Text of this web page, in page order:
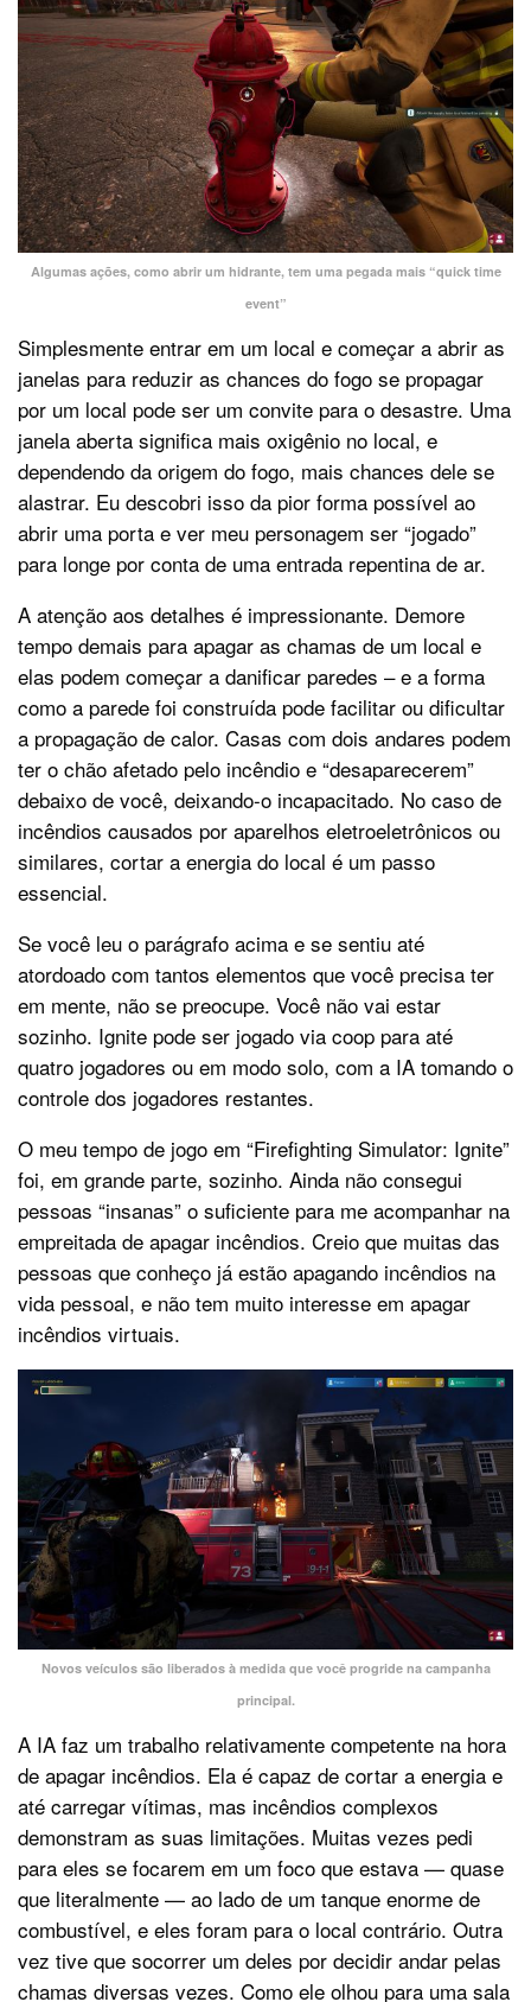
Algumas ações, como abrir um hidrante, tem uma pegada mais “quick time
event”
Simplesmente entrar em um local e começar a abrir as
janelas para reduzir as chances do fogo se propagar
por um local pode ser um convite para o desastre. Uma
janela aberta significa mais oxigênio no local, e
dependendo da origem do fogo, mais chances dele se
alastrar. Eu descobri isso da pior forma possível ao
abrir uma porta e ver meu personagem ser “jogado”
para longe por conta de uma entrada repentina de ar.
A atenção aos detalhes é impressionante. Demore
tempo demais para apagar as chamas de um local e
elas podem começar a danificar paredes – e a forma
como a parede foi construída pode facilitar ou dificultar
a propagação de calor. Casas com dois andares podem
ter o chão afetado pelo incêndio e “desaparecerem”
debaixo de você, deixando-o incapacitado. No caso de
incêndios causados por aparelhos eletroeletrônicos ou
similares, cortar a energia do local é um passo
essencial.
Se você leu o parágrafo acima e se sentiu até
atordoado com tantos elementos que você precisa ter
em mente, não se preocupe. Você não vai estar
sozinho. Ignite pode ser jogado via coop para até
quatro jogadores ou em modo solo, com a IA tomando o
controle dos jogadores restantes.
O meu tempo de jogo em “Firefighting Simulator: Ignite”
foi, em grande parte, sozinho. Ainda não consegui
pessoas “insanas” o suficiente para me acompanhar na
empreitada de apagar incêndios. Creio que muitas das
pessoas que conheço já estão apagando incêndios na
vida pessoal, e não tem muito interesse em apagar
incêndios virtuais.
Novos veículos são liberados à medida que você progride na campanha
principal.
A IA faz um trabalho relativamente competente na hora
de apagar incêndios. Ela é capaz de cortar a energia e
até carregar vítimas, mas incêndios complexos
demonstram as suas limitações. Muitas vezes pedi
para eles se focarem em um foco que estava — quase
que literalmente — ao lado de um tanque enorme de
combustível, e eles foram para o local contrário. Outra
vez tive que socorrer um deles por decidir andar pelas
chamas diversas vezes. Como ele olhou para uma sala